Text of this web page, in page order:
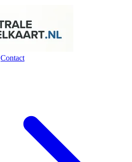
Contact